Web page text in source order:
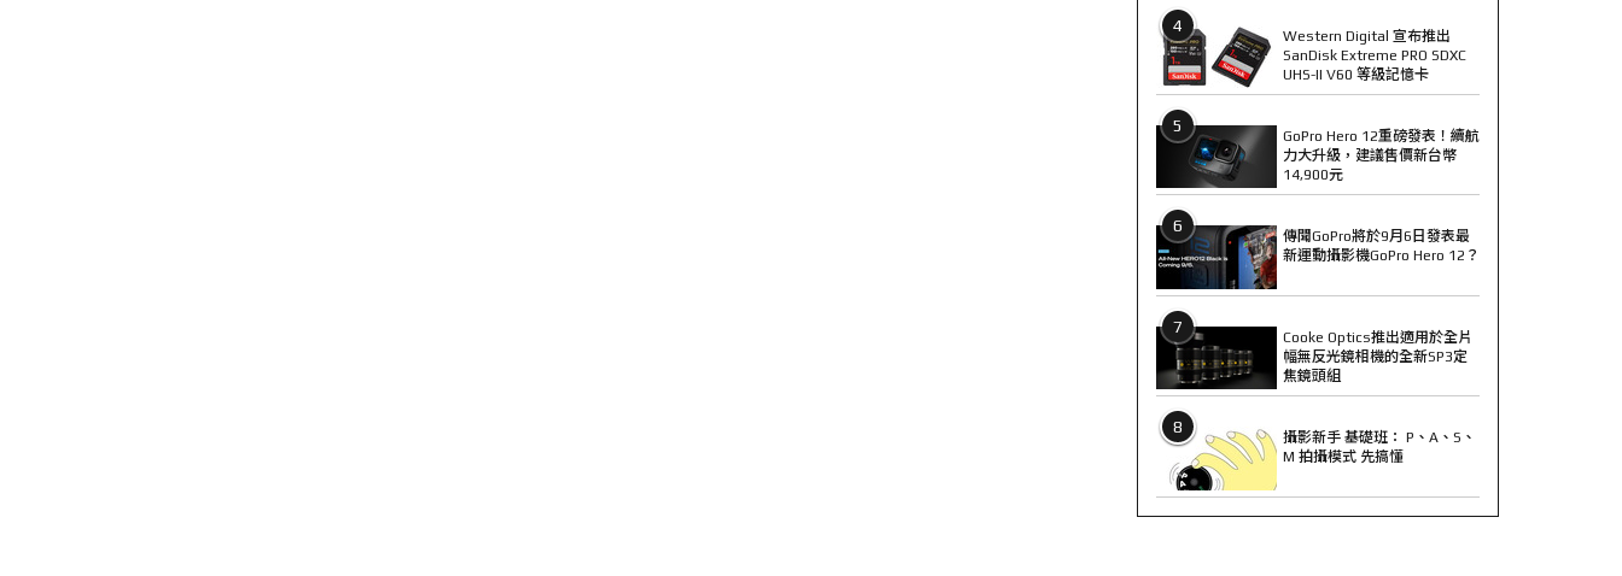
4
Western Digital 宣布推出
SanDisk Extreme PRO SDXC
UHS-II V60 等級記憶卡
5
GoPro Hero 12重磅發表！續航
力大升級，建議售價新台幣
14,900元
6
傳聞GoPro將於9月6日發表最
新運動攝影機GoPro Hero 12？
7
Cooke Optics推出適用於全片
幅無反光鏡相機的全新SP3定
焦鏡頭組
8
攝影新手 基礎班： P、A、S、
M 拍攝模式 先搞懂